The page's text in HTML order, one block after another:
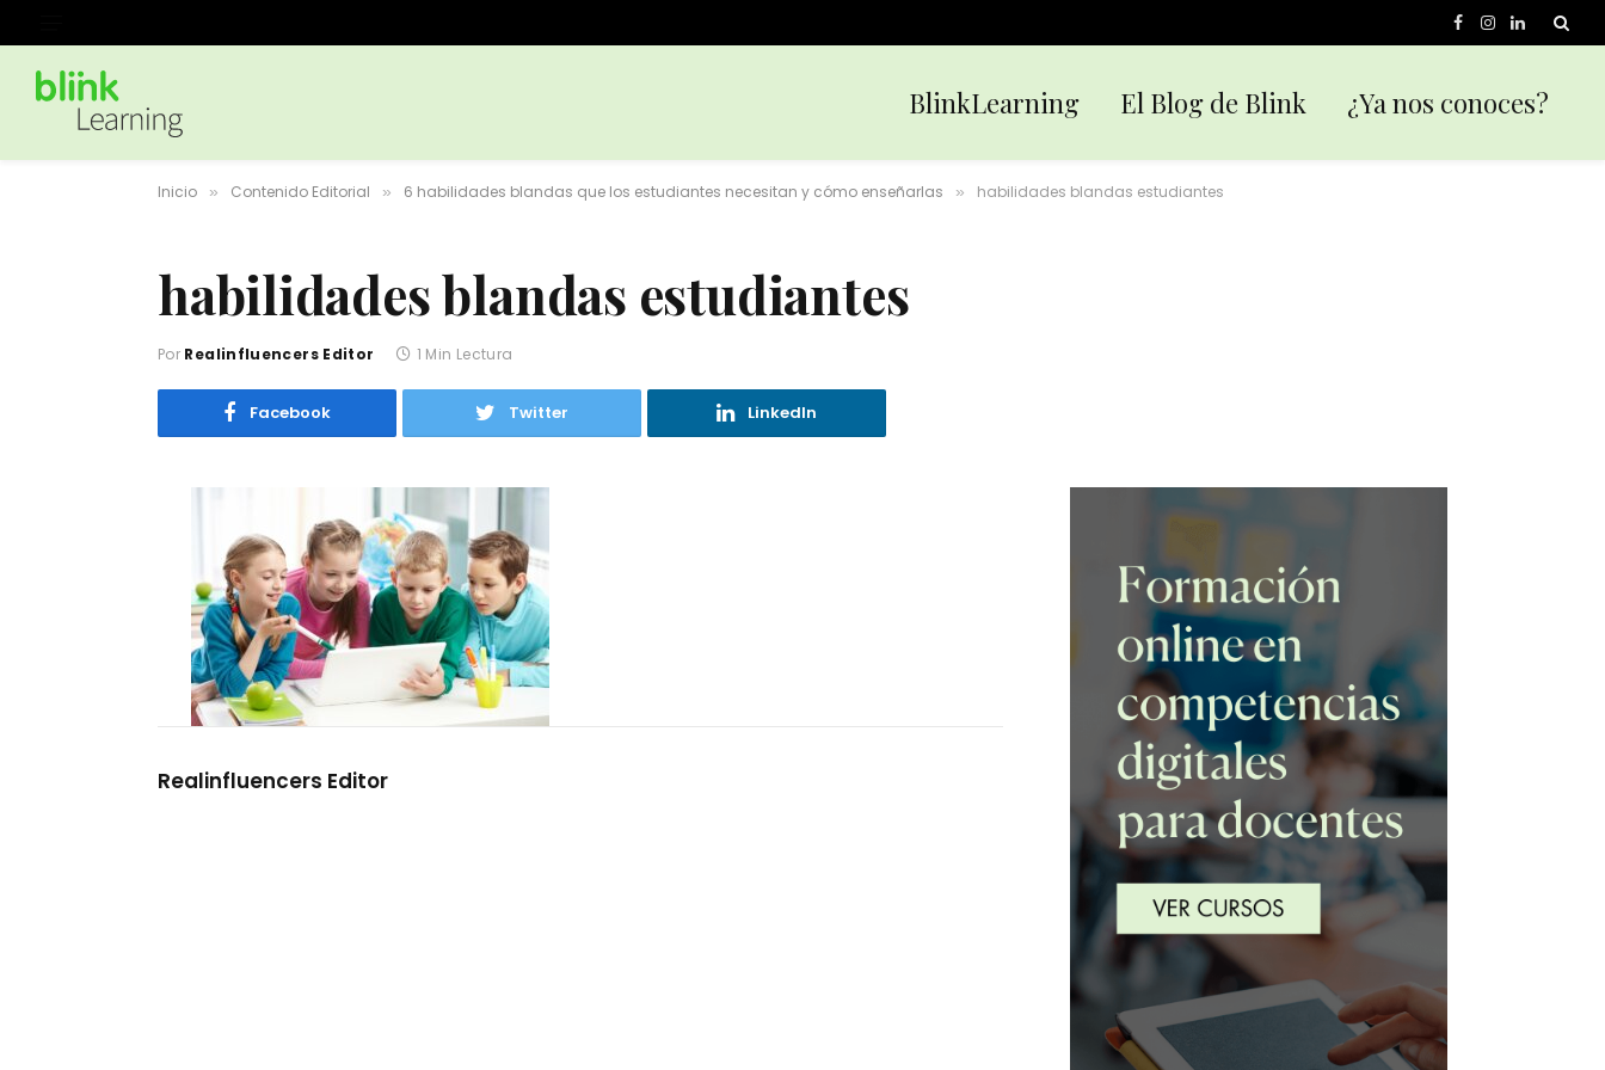
Facebook
Instagram
LinkedIn
BlinkLearning El Blog de Blink ¿Ya nos conoces?
Inicio » Contenido Editorial » 6 habilidades blandas que los estudiantes necesitan y cómo enseñarlas » habilidades blandas estudiantes
habilidades blandas estudiantes
Por Realinfluencers Editor 1 Min Lectura
Facebook Twitter LinkedIn
Realinfluencers Editor